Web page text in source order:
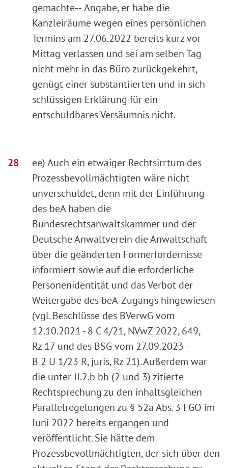
gemachte‑‑ Angabe, er habe die
Kanzleiräume wegen eines persönlichen
Termins am 27.06.2022 bereits kurz vor
Mittag verlassen und sei am selben Tag
nicht mehr in das Büro zurückgekehrt,
genügt einer substantiierten und in sich
schlüssigen Erklärung für ein
entschuldbares Versäumnis nicht.
ee) Auch ein etwaiger Rechtsirrtum des
Prozessbevollmächtigten wäre nicht
unverschuldet, denn mit der Einführung
des beA haben die
Bundesrechtsanwaltskammer und der
Deutsche Anwaltverein die Anwaltschaft
über die geänderten Formerfordernisse
informiert sowie auf die erforderliche
Personenidentität und das Verbot der
Weitergabe des beA-Zugangs hingewiesen
(vgl. Beschlüsse des BVerwG vom
12.10.2021 - 8 C 4/21, NVwZ 2022, 649,
Rz 17 und des BSG vom 27.09.2023 -
B 2 U 1/23 R, juris, Rz 21). Außerdem war
die unter II.2.b bb (2 und 3) zitierte
Rechtsprechung zu den inhaltsgleichen
Parallelregelungen zu § 52a Abs. 3 FGO im
Juni 2022 bereits ergangen und
veröffentlicht. Sie hätte dem
Prozessbevollmächtigten, der sich über den